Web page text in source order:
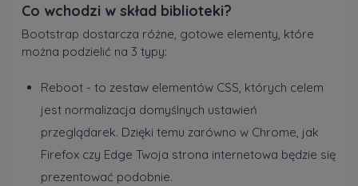
Co wchodzi w skład biblioteki?
Bootstrap dostarcza różne, gotowe elementy, które
można podzielić na 3 typy:
Reboot - to zestaw elementów CSS, których celem
jest normalizacja domyślnych ustawień
przeglądarek. Dzięki temu zarówno w Chrome, jak
Firefox czy Edge Twoja strona internetowa będzie się
prezentować podobnie.